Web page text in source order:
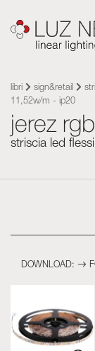
NOVITÀ
Profili
Superficie
Sospensione
Angular
Pavimento
Segnaletica e
Apparecchi di
Skyled -
Profili LED
Strisce flessibili
Alimentatori
DOWNLOAD
Cataloghi
Listini
Altri documenti
ISPIRATI
Ispirazione
Eventi
Blog
NOTIZIE
AZIENDA
Su Luz Negra
Contatto
Lavora con noi
libri sign&retail
11,52w/m - ip20
jerez
striscia led
DOWNLOAD: